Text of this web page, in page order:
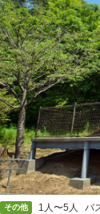
その他 1人〜5人
バ